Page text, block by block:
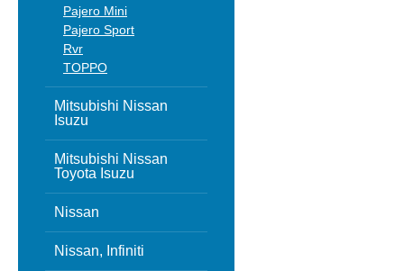
Pajero Mini
Pajero Sport
Rvr
TOPPO
Mitsubishi Nissan
Isuzu
Mitsubishi Nissan
Toyota Isuzu
Nissan
Nissan, Infiniti